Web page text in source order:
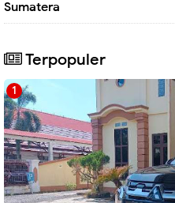
Sumatera
Terpopuler